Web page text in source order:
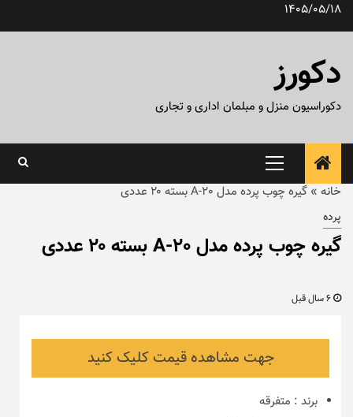
پرش1405/05/18
دکورز
دکوراسیون منزل و مبلمان اداری و تجاری
منوی
اصلی
خانه » گیره چوب پرده مدل A-20 بسته ۲۰ عددی
پرده
گیره چوب پرده مدل A-20 بسته ۲۰ عددی
جهت مشاهده قیمت کلیک کنید
برند : متفرقه